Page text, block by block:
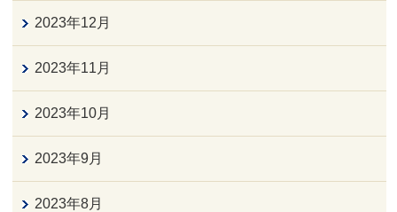
2023年12月
2023年11月
2023年10月
2023年9月
2023年8月